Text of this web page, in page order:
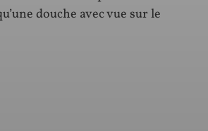
douche avec vue sur le